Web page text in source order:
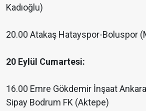
Kadıoğlu)
20.00 Atakaş Hatayspor-Boluspor
20 Eylül Cumartesi:
16.00 Emre Gökdemir İnşaat
Sipay Bodrum FK (Aktepe)